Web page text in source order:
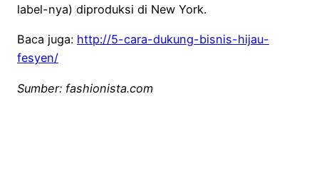
label-nya) diproduksi di New York.
Baca juga: http://5-cara-dukung-bisnis-hijau-
fesyen/
Sumber: fashionista.com